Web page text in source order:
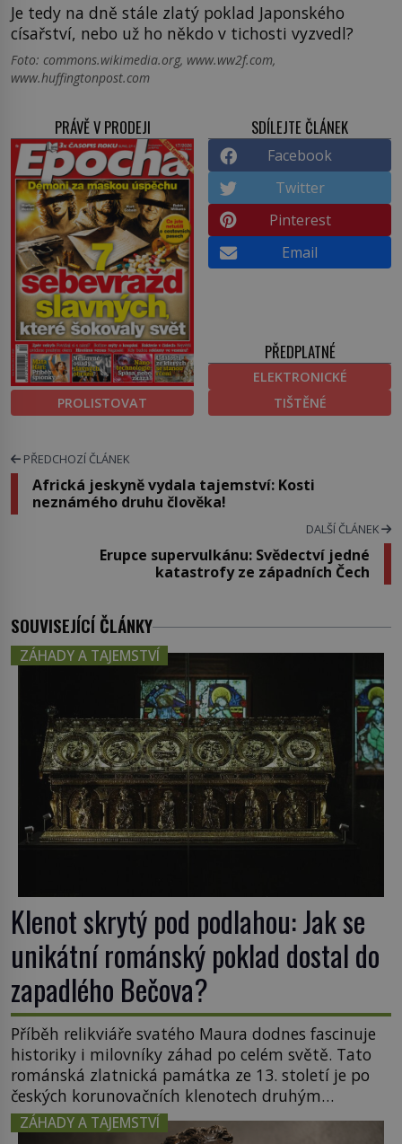
Je tedy na dně stále zlatý poklad Japonského
císařství, nebo už ho někdo v tichosti vyzvedl?
Foto: commons.wikimedia.org, www.ww2f.com,
www.huffingtonpost.com
PRÁVĚ V PRODEJI
PROLISTOVAT
SDÍLEJTE ČLÁNEK
Facebook
Twitter
Pinterest
Email
PŘEDPLATNÉ
ELEKTRONICKÉ
TIŠTĚNÉ
PŘEDCHOZÍ ČLÁNEK
Africká jeskyně vydala tajemství: Kosti
neznámého druhu člověka!
DALŠÍ ČLÁNEK
Erupce supervulkánu: Svědectví jedné
katastrofy ze západních Čech
SOUVISEJÍCÍ ČLÁNKY
ZÁHADY A TAJEMSTVÍ
Klenot skrytý pod podlahou: Jak se
unikátní románský poklad dostal do
zapadlého Bečova?
Příběh relikviáře svatého Maura dodnes fascinuje
historiky i milovníky záhad po celém světě. Tato
románská zlatnická památka ze 13. století je po
českých korunovačních klenotech druhým
nejcennějším movitým majetkem v České
republice. Přestože byl klenot v roce 1985 po
ZÁHADY A TAJEMSTVÍ